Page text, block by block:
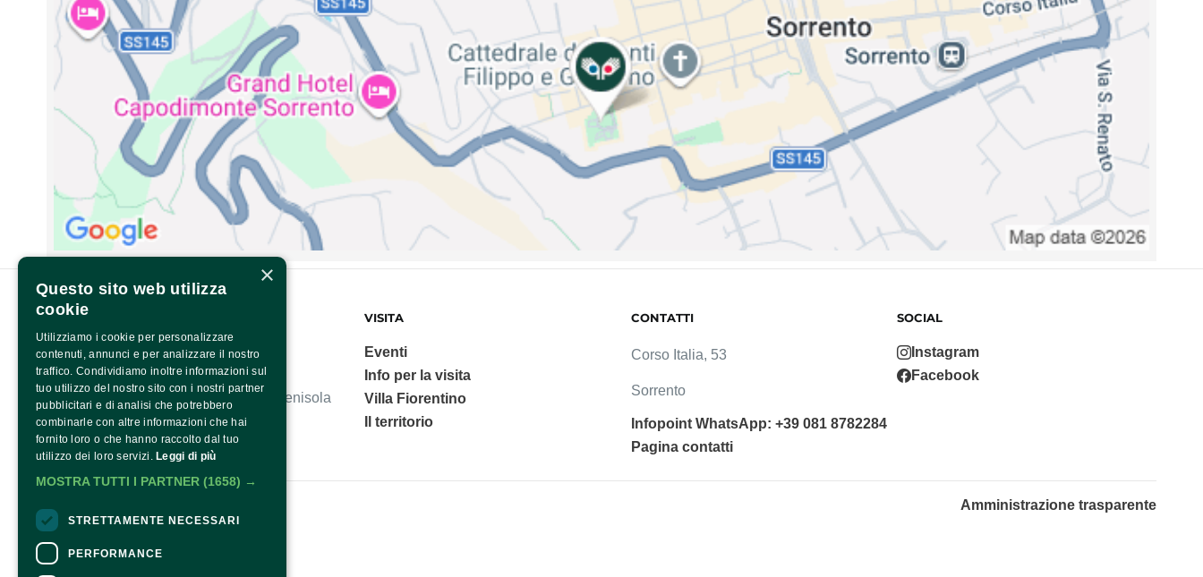
FONDAZIONE SORRENTO
Villa Fiorentino, polo culturale della Penisola
Sorrentina.
VISITA
Eventi
Info per la visita
Villa Fiorentino
Il territorio
CONTATTI
Corso Italia, 53
Sorrento
Infopoint WhatsApp: +39 081 8782284
Pagina contatti
SOCIAL
Instagram
Facebook
Amministrazione trasparente
Contatti
×
Questo sito web utilizza
cookie
Utilizziamo i cookie per personalizzare
contenuti, annunci e per analizzare il nostro
traffico. Condividiamo inoltre informazioni sul
tuo utilizzo del nostro sito con i nostri partner
pubblicitari e di analisi che potrebbero
combinarle con altre informazioni che hai
fornito loro o che hanno raccolto dal tuo
utilizzo dei loro servizi. Leggi di più
MOSTRA TUTTI I PARTNER (1658) →
STRETTAMENTE NECESSARI
PERFORMANCE